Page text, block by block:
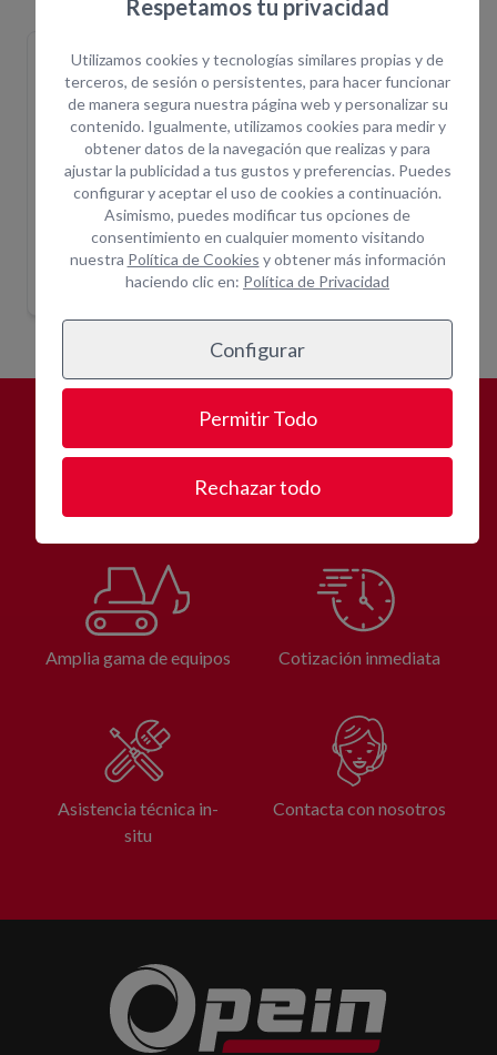
500MM STD
EXCAVAD026.1@1
CAZO EXCAVACION 500MM STD
Indique ubicación
para mostrar
EXCAVAD026.1@2
CAZO LIMPIEZA 1200MM
Indique ubicación
para mostrar
¿POR QUÉALQUILAR CON
OPEIN?
Amplia gama de equipos Cotización inmediata
Asistencia técnica in-
situ
Contacta con nosotros
Respetamos tu privacidad
Utilizamos cookies y tecnologías similares propias y de
terceros, de sesión o persistentes, para hacer funcionar
de manera segura nuestra página web y personalizar su
contenido. Igualmente, utilizamos cookies para medir y
obtener datos de la navegación que realizas y para
ajustar la publicidad a tus gustos y preferencias. Puedes
configurar y aceptar el uso de cookies a continuación.
Asimismo, puedes modificar tus opciones de
consentimiento en cualquier momento visitando
nuestra Política de Cookies y obtener más información
haciendo clic en: Política de Privacidad
Configurar
Permitir Todo
Rechazar todo